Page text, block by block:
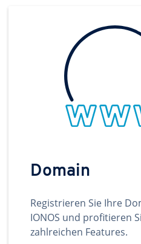
Domain
Registrieren Sie Ihre
IONOS und profitieren
zahlreichen Features.